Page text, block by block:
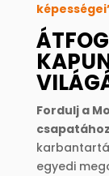
képességei’
Fordulj a
csapatához
egyedi